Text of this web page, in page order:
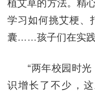
植艾草的方法。精
学习如何挑艾梗、
囊……孩子们在实践
“两年校园时光
识增长了不少，